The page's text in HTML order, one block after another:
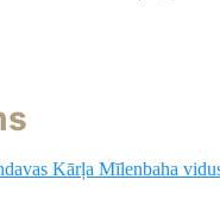
Kārļa Mīlenbaha